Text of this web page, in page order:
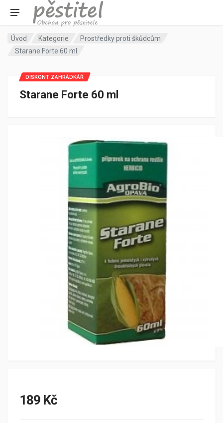
Úvod Kategorie
Prostředky proti škůdcům
Starane Forte 60 ml
Starane Forte 60 ml
DISKONT ZAHRÁDKÁŘ
189 Kč